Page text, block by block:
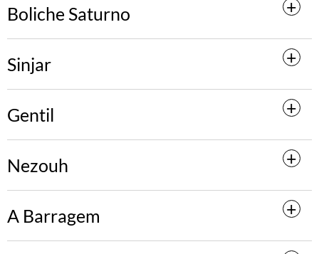
Boliche Saturno
Sinjar
Gentil
Nezouh
A Barragem